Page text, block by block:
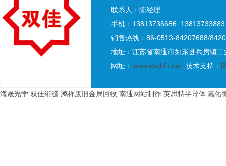
联系人：陈经理
手机：13813736686 13813733883
销售热线：86-0513-84207688/
地址：江苏省南通市如东县兵房镇
网址： www.ntsjhf.com 技术支持：
海晟光学 双佳绗缝 鸿祥废旧金属回收 南通网站制作 英思特半导体 嘉佑